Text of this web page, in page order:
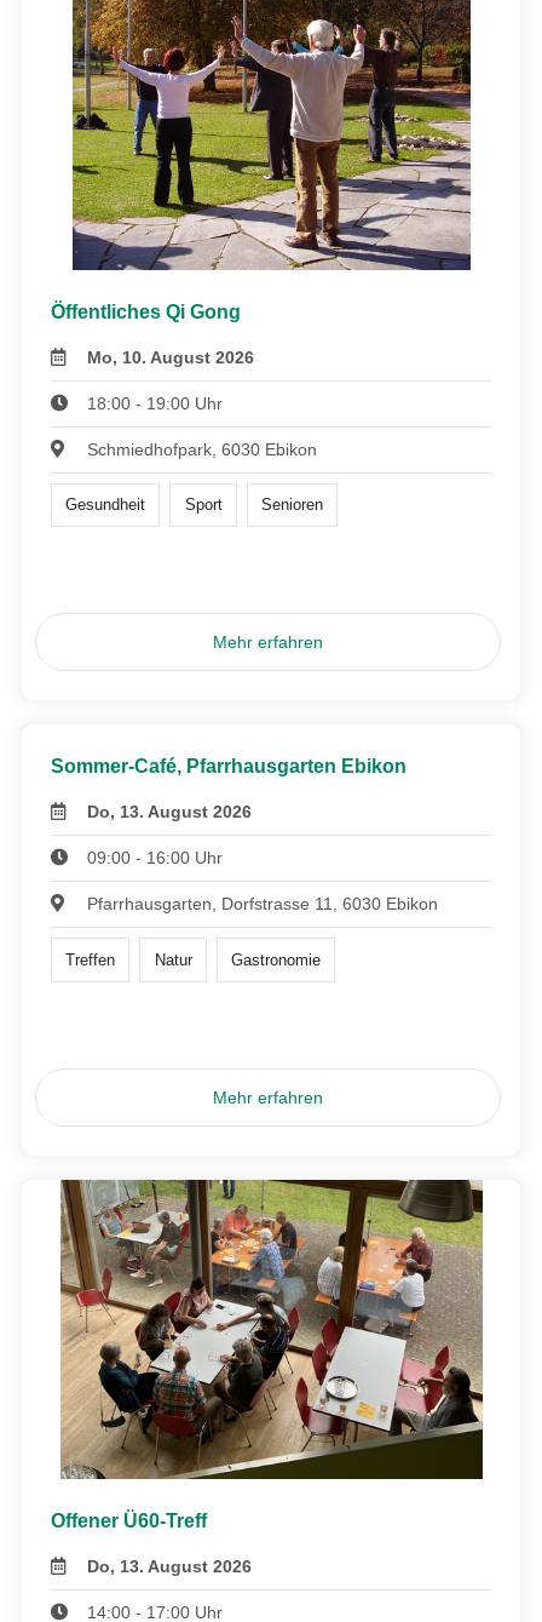
Öffentliches Qi Gong
Mo, 10. August 2026
18:00 - 19:00 Uhr
Schmiedhofpark, 6030 Ebikon
Gesundheit Sport Senioren
Mehr erfahren
Sommer-Café, Pfarrhausgarten Ebikon
Do, 13. August 2026
09:00 - 16:00 Uhr
Pfarrhausgarten, Dorfstrasse 11, 6030 Ebikon
Treffen Natur Gastronomie
Mehr erfahren
Offener Ü60-Treff
Do, 13. August 2026
14:00 - 17:00 Uhr